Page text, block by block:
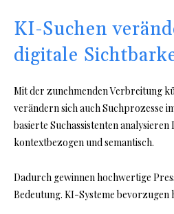
KI-Suchen
digitale
Mit der zunehmenden Verbreitung
verändern sich auch Suchprozesse
basierte Suchassistenten
kontextbezogen und semantisch.
Dadurch gewinnen hochwertige
Bedeutung. KI-Systeme bevorzugen